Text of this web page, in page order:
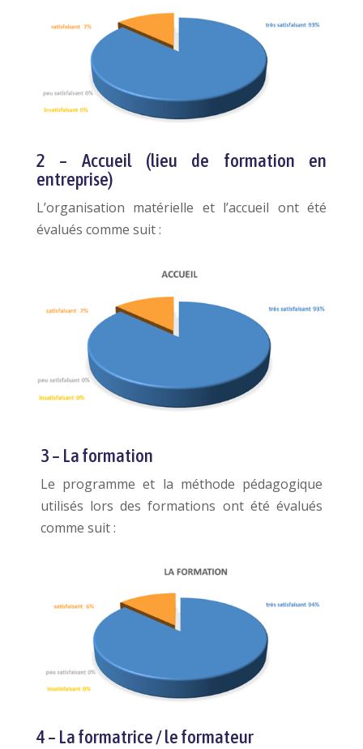
2 – Accueil (lieu de formation en
entreprise)
L’organisation matérielle et l’accueil ont été
évalués comme suit :
3 – La formation
Le programme et la méthode pédagogique
utilisés lors des formations ont été évalués
comme suit :
4 – La formatrice / le formateur